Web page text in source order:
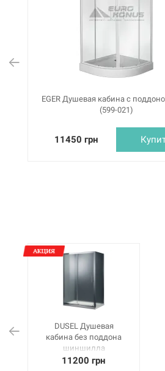
EGER Душевая кабина с
(599-021)
11450 грн
DUSEL Душевая
кабина без поддона
шиншилла
1200x800x1900 мм A-
11200 грн